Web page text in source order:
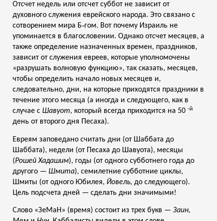
Отсчет недель или отсчет суббот не зависит от
духовного служения еврейского народа. Это связано с
сотворением мира Б‑гом. Вот почему Израиль не
упоминается в благословении. Однако отсчет месяцев, а
также определение назначенных времен, праздников,
зависит от служения евреев, которые уполномочены
«разрушать волновую функцию», так сказать, месяцев,
чтобы определить начало новых месяцев и,
следовательно, дни, на которые приходятся праздники в
течение этого месяца (а иногда и следующего, как в
случае с Шавуот, который всегда приходится на 50 -й
день от второго дня Песаха).
Евреям заповедано считать дни (от Шаббата до
Шаббата), недели (от Песаха до Шавуота), месяцы
(Рошей Хадашим), годы (от одного субботнего года до
другого — Шмита), семилетние субботние циклы,
Шмиты (от одного Юбилея, Йовель, до следующего).
Цель подсчета дней — сделать дни значимыми!
Слово «ЗеМаН» (время) состоит из трех букв — Заин,